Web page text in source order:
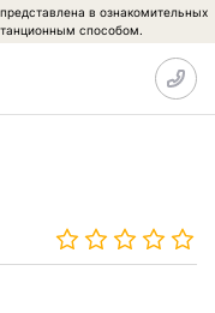
в ознакомительных
способом.